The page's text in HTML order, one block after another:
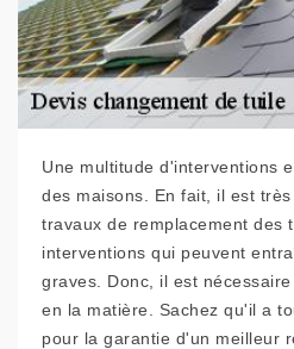
Une multitude d'interventions
des maisons. En fait, il est
travaux de remplacement des
interventions qui peuvent
graves. Donc, il est
en la matière. Sachez qu'il a
pour la garantie d'un meilleur